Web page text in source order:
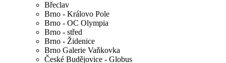
Břeclav
Brno - Královo Pole
Brno - OC Olympia
Brno - střed
Brno - Židenice
Brno Galerie Vaňkovka
České Budějovice - Globus